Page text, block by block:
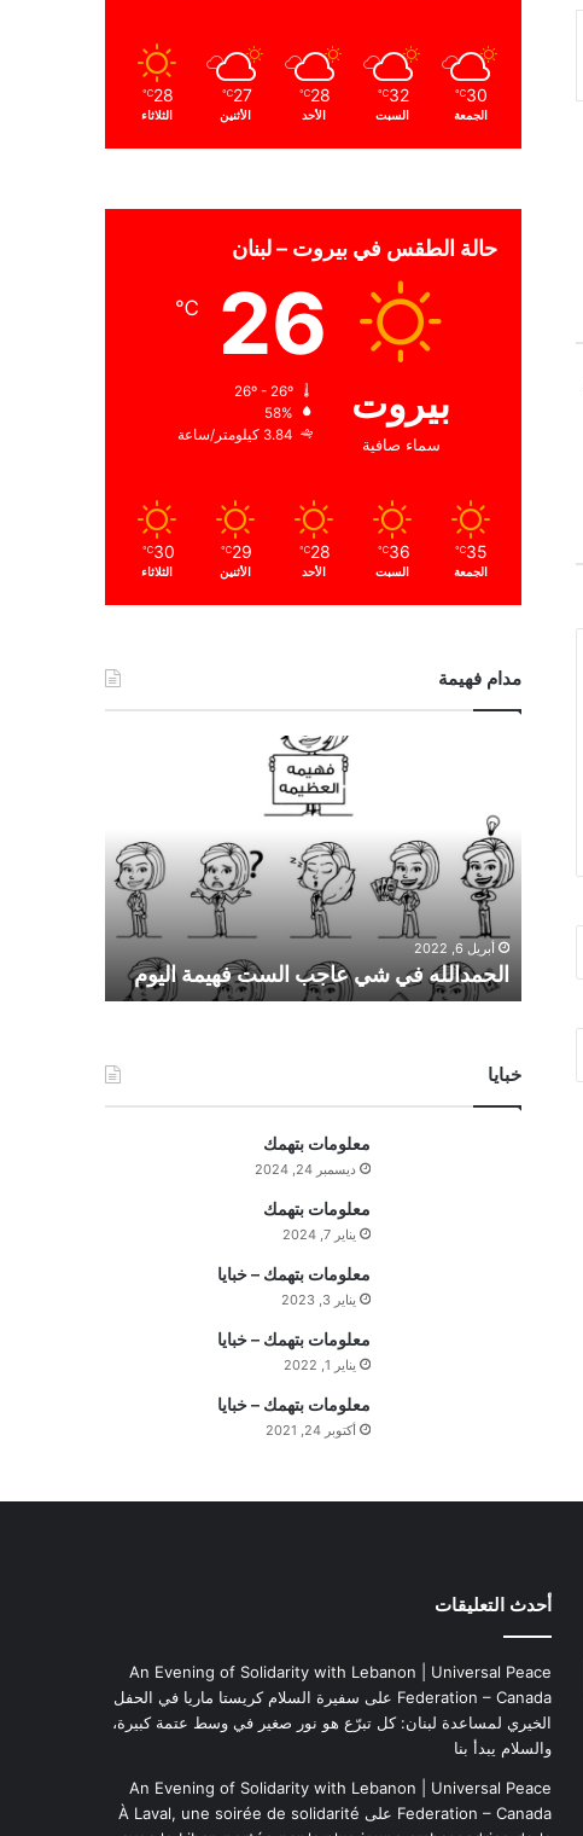
30
℃
الجمعة
32
℃
السبت
28
℃
الأحد
27
℃
الأثنين
28
℃
الثلاثاء
حالة الطقس في بيروت – لبنان
بيروت
سماء صافية
26
℃
58%
3.84 كيلومتر/ساعة
35
℃
الجمعة
36
℃
السبت
28
℃
الأحد
29
℃
الأثنين
30
℃
الثلاثاء
مدام فهيمة
د
ي
ع
ا
أبريل 6, 2022
الحمدالله في شي عاجب الست فهيمة اليوم
خبايا
معلومات بتهمك
ديسمبر 24, 2024
معلومات بتهمك
يناير 7, 2024
معلومات بتهمك – خبايا
يناير 3, 2023
معلومات بتهمك – خبايا
يناير 1, 2022
معلومات بتهمك – خبايا
أكتوبر 24, 2021
أحدث التعليقات
An Evening of Solidarity with Lebanon | Universal Peace
Federation – Canada على سفيرة السلام كريستا ماريا في الحفل
الخيري لمساعدة لبنان: كل تبرّع هو نور صغير في وسط عتمة كبيرة،
والسلام يبدأ بنا
An Evening of Solidarity with Lebanon | Universal Peace
Federation – Canada على À Laval, une soirée de solidarité